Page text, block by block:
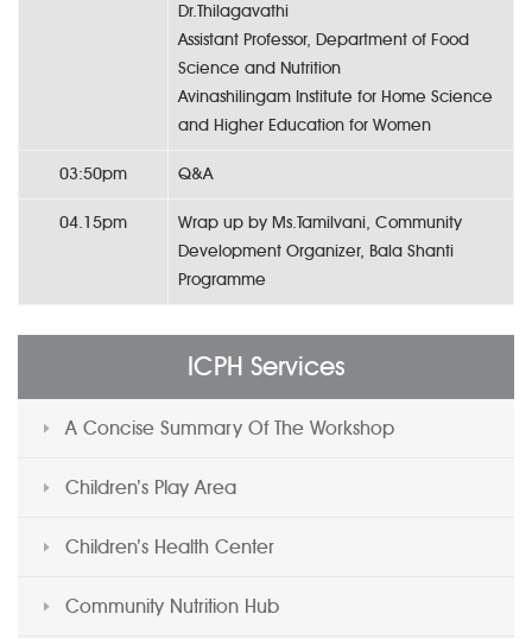
Dr.Thilagavathi
Assistant Professor, Department of Food
Science and Nutrition
Avinashilingam Institute for Home Science
and Higher Education for Women
03:50pm Q&A
04.15pm
Wrap up by Ms.Tamilvani, Community
Development Organizer, Bala Shanti
Programme
ICPH Services
A Concise Summary Of The Workshop
Children’s Play Area
Children’s Health Center
Community Nutrition Hub